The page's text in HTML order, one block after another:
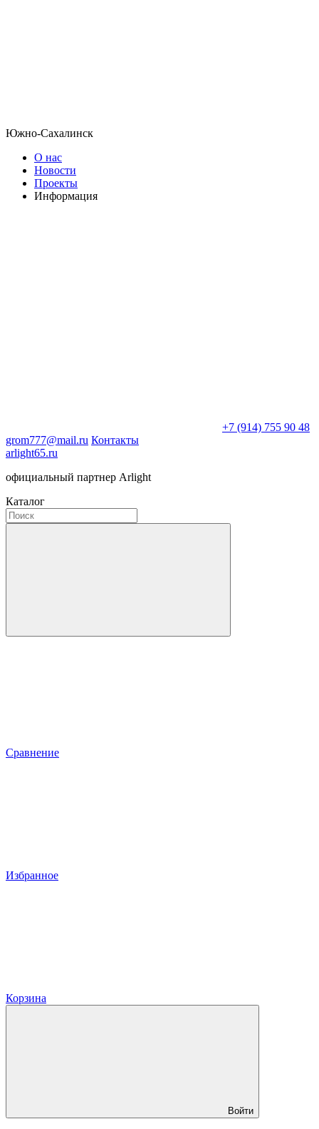
Южно-Сахалинск
О нас
Новости
Проекты
Информация
+7 (914) 755 90 48
grom777@mail.ru Контакты
arlight65.ru
официальный партнер Arlight
Каталог
Сравнение
Избранное
Корзина
Войти